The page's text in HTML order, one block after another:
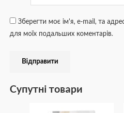
Зберегти моє ім'я, e-mail, та
для моїх подальших коментарів.
Супутні товари